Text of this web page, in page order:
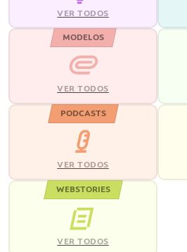
VER TODOS
MODELOS
VER TODOS
PODCASTS
VER TODOS
WEBSTORIES
VER TODOS